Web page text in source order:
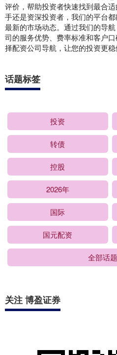
评价，帮助投资者快速找到最合
手还是资深投资者，我们的平台
最新的市场动态。通过我们的导
司的服务优势、费率标准和客户
择配资公司导航，让您的投资更稳
话题标签
投资
转债
控股
2026年
国际
国元配资
全部话
关注 博盈证券